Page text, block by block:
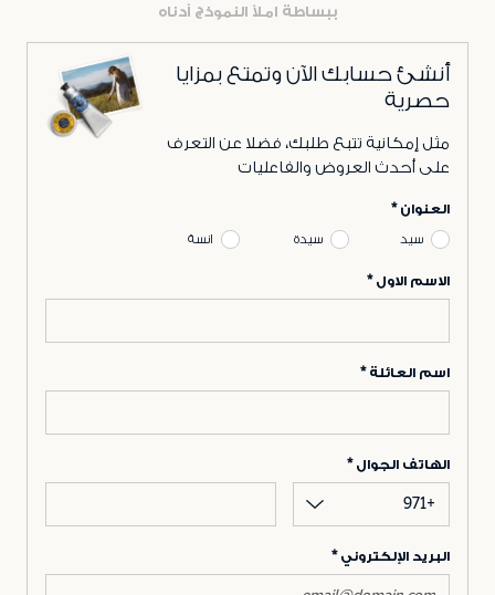
ببساطة املأ النموذج أدناه
أنشئ حسابك الآن وتمتع بمزايا
حصرية
مثل إمكانية تتبع طلبك، فضلا عن التعرف
على أحدث العروض والفاعليات
العنوان
سيد سيدة انسة
الاسم الاول
اسم العائلة
الهاتف الجوال
+971
البريد الإلكتروني